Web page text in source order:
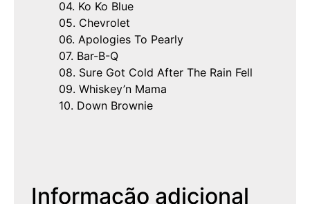
04. Ko Ko Blue
05. Chevrolet
06. Apologies To Pearly
07. Bar-B-Q
08. Sure Got Cold After The Rain Fell
09. Whiskey’n Mama
10. Down Brownie
Informação adicional